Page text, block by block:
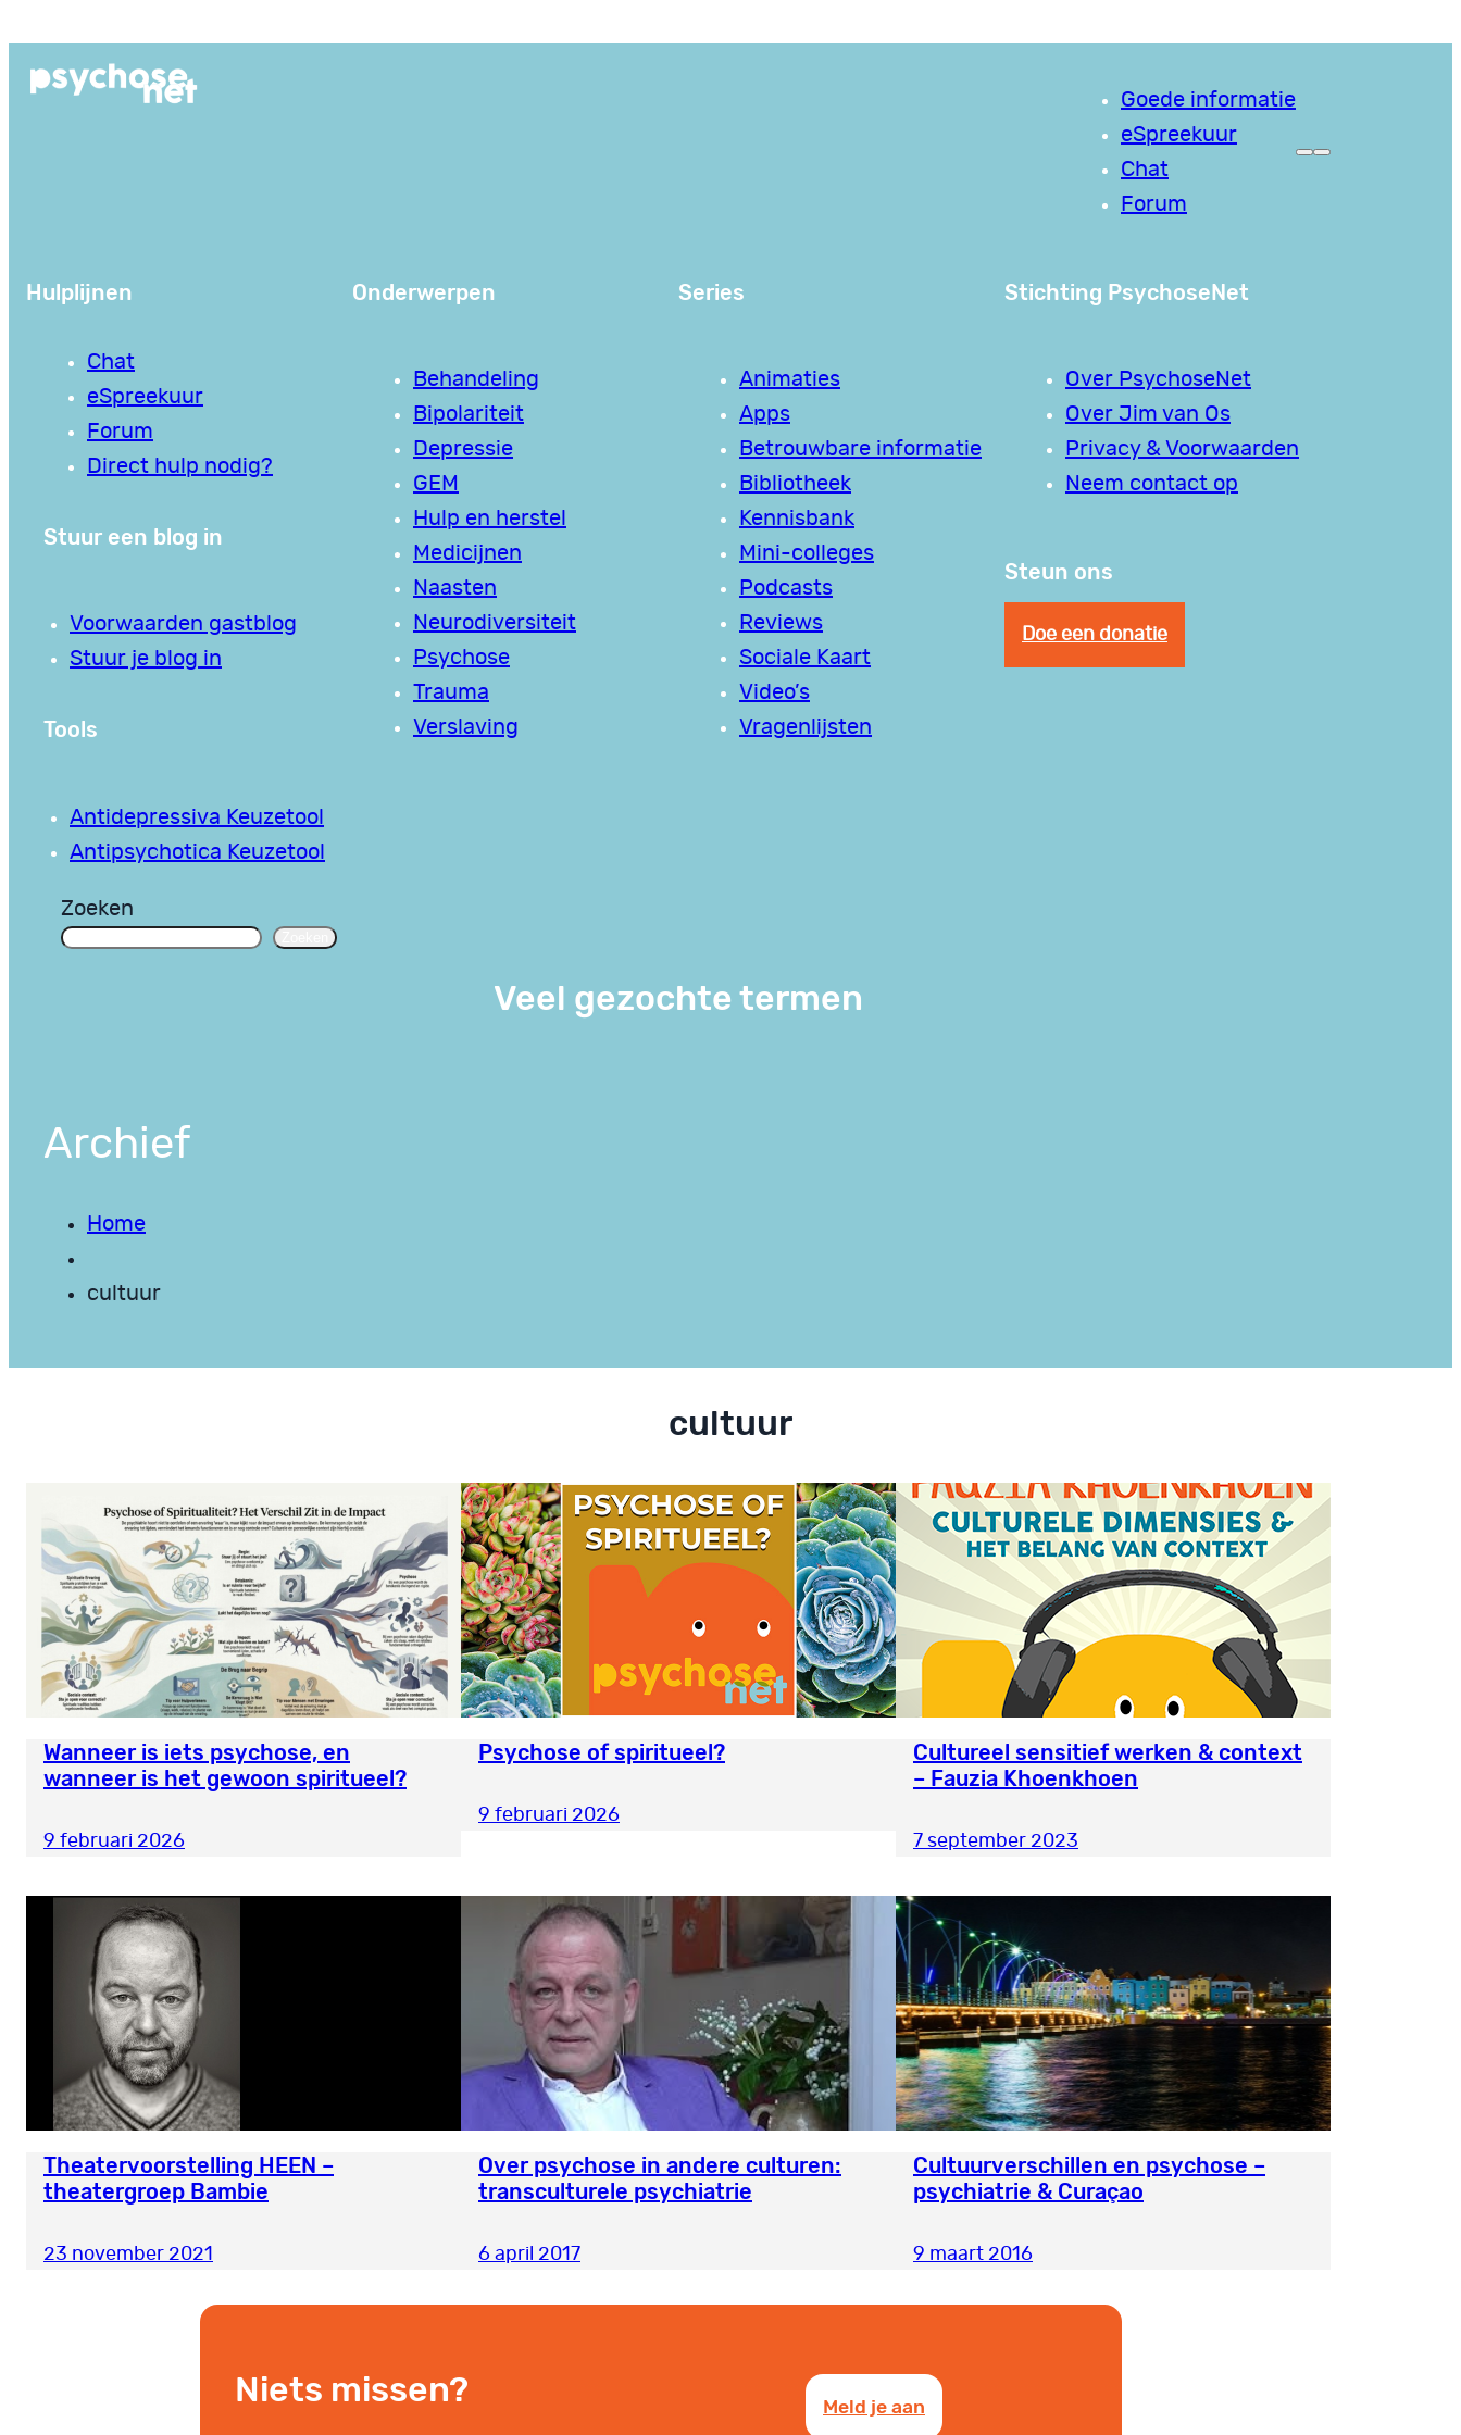
de
Goede informatie
eSpreekuur
Chat
Forum
Hulplijnen
Chat
eSpreekuur
Forum
Direct hulp nodig?
Stuur een blog in
Voorwaarden gastblog
Stuur je blog in
Tools
Antidepressiva Keuzetool
Antipsychotica Keuzetool
Onderwerpen
Behandeling
Bipolariteit
Depressie
GEM
Hulp en herstel
Medicijnen
Naasten
Neurodiversiteit
Psychose
Trauma
Verslaving
Series
Animaties
Apps
Betrouwbare informatie
Bibliotheek
Kennisbank
Mini-colleges
Podcasts
Reviews
Sociale Kaart
Video’s
Vragenlijsten
Stichting PsychoseNet
Over PsychoseNet
Over Jim van Os
Privacy & Voorwaarden
Neem contact op
Steun ons
Doe een donatie
Zoeken
Veel gezochte termen
Archief
Home
cultuur
cultuur
Wanneer is iets psychose, en
wanneer is het gewoon spiritueel?
9 februari 2026
Psychose of spiritueel?
9 februari 2026
Cultureel sensitief werken & context
– Fauzia Khoenkhoen
7 september 2023
Theatervoorstelling HEEN –
theatergroep Bambie
23 november 2021
Over psychose in andere culturen:
transculturele psychiatrie
6 april 2017
Cultuurverschillen en psychose –
psychiatrie & Curaçao
9 maart 2016
Niets missen? Meld je aan